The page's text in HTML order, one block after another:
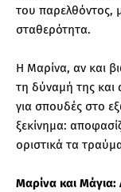
του παρελθόντος,
σταθερότητα.
Η Μαρίνα, αν και
τη δύναμή της και
για σπουδές στο
ξεκίνημα:
οριστικά τα
Μαρίνα και Μάγια: